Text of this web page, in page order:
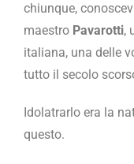
chiunque,
maestro Pavarotti,
italiana, una delle
tutto il secolo
Idolatrarlo era la
questo.